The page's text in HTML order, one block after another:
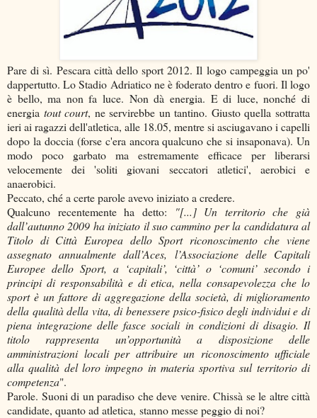
Pare di sì. Pescara città dello sport 2012. Il logo campeggia un po'
dappertutto. Lo Stadio Adriatico ne è foderato dentro e fuori. Il logo
è bello, ma non fa luce. Non dà energia. E di luce, nonché di
energia tout court, ne servirebbe un tantino. Giusto quella sottratta
ieri ai ragazzi dell'atletica, alle 18.05, mentre si asciugavano i capelli
dopo la doccia (forse c'era ancora qualcuno che si insaponava). Un
modo poco garbato ma estremamente efficace per liberarsi
velocemente dei 'soliti giovani seccatori atletici', aerobici e
anaerobici.
Peccato, ché a certe parole avevo iniziato a credere.
Qualcuno recentemente ha detto:
"[...] Un territorio che già
dall’autunno 2009 ha iniziato il suo cammino per la candidatura al
Titolo di Città Europea dello Sport riconoscimento che viene
assegnato annualmente dall’Aces, l’Associazione delle Capitali
Europee dello Sport, a ‘capitali’, ‘città’ o ‘comuni’ secondo i
principi di responsabilità e di etica, nella consapevolezza che lo
sport è un fattore di aggregazione della società, di miglioramento
della qualità della vita, di benessere psico-fisico degli individui e di
piena integrazione delle fasce sociali in condizioni di disagio. Il
titolo rappresenta un’opportunità a disposizione delle
amministrazioni locali per attribuire un riconoscimento ufficiale
alla qualità del loro impegno in materia sportiva sul territorio di
competenza".
Parole. Suoni di un paradiso che deve venire. Chissà se le altre città
candidate, quanto ad atletica, stanno messe peggio di noi?